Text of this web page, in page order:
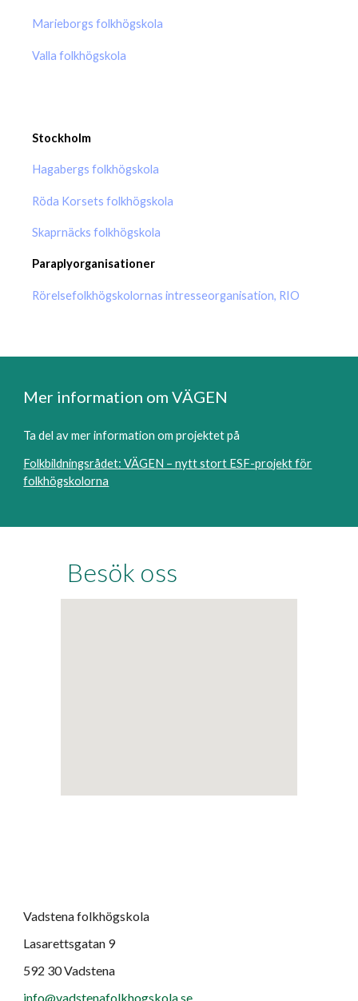
Marieborgs folkhögskola
Valla folkhögskola
Stockholm
Hagabergs folkhögskola
Röda Korsets folkhögskola
Skaprnäcks folkhögskola
Paraplyorganisationer
Rörelsefolkhögskolornas intresseorganisation, RIO
Mer information om VÄGEN
Ta del av mer information om projektet på
Folkbildningsrådet: VÄGEN – nytt stort ESF-projekt för
folkhögskolorna
Besök oss
Vadstena folkhögskola
Lasarettsgatan 9
592 30 Vadstena
info@vadstenafolkhogskola.se